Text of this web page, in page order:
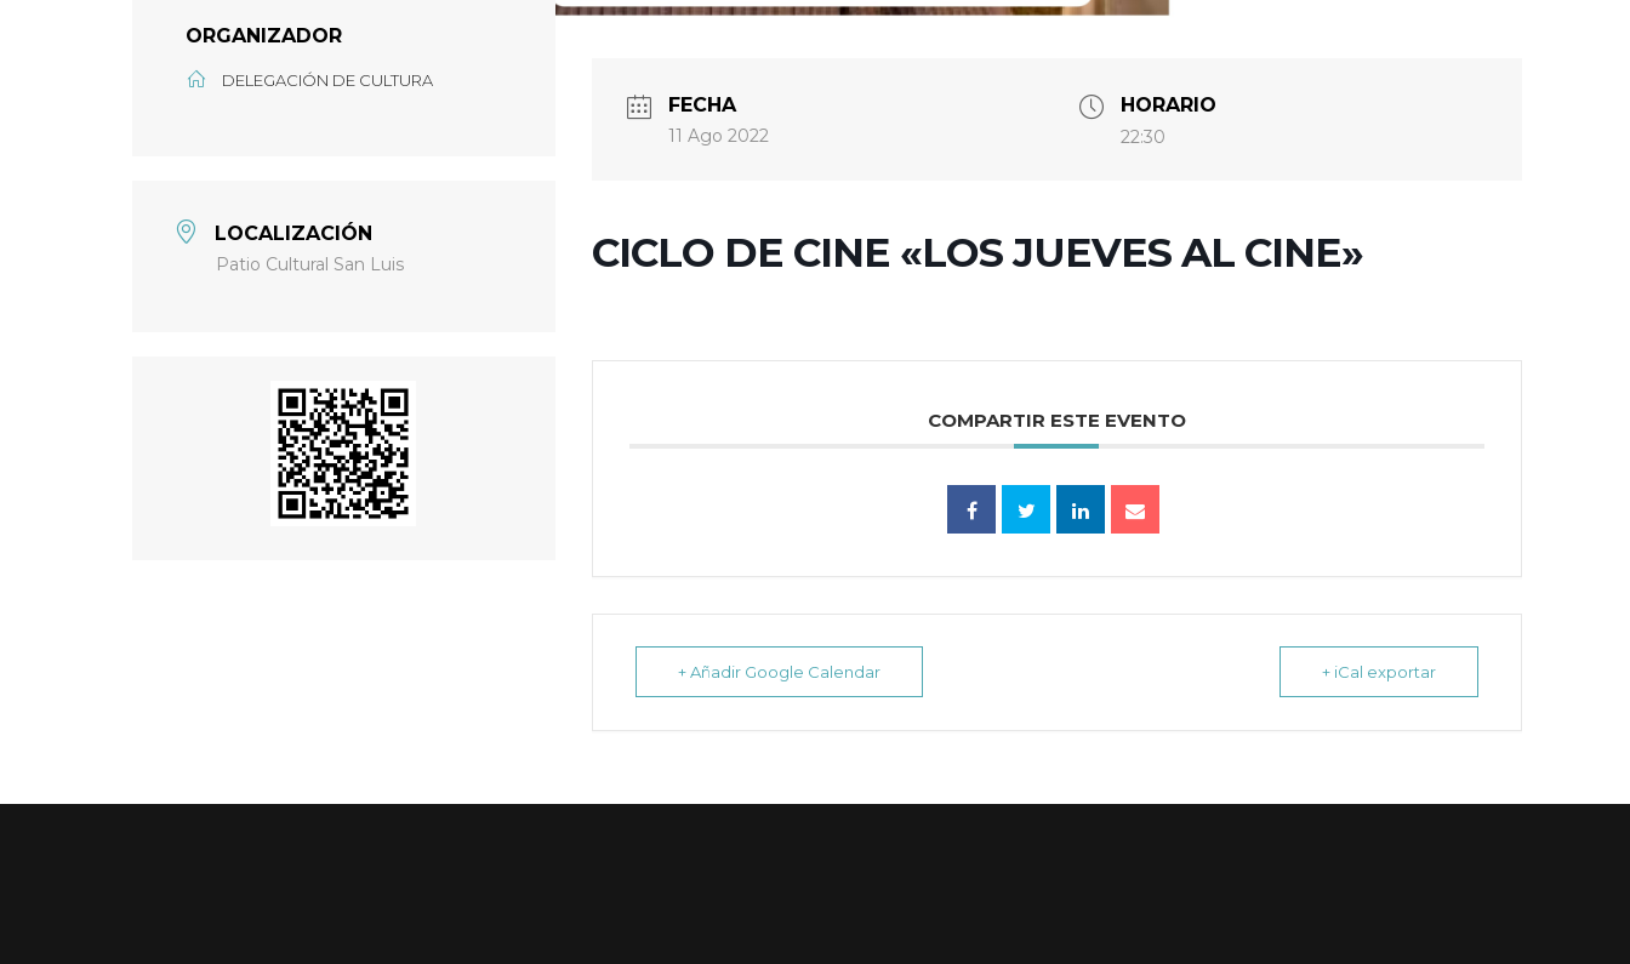
ORGANIZADOR
DELEGACIÓN DE CULTURA
LOCALIZACIÓN
Patio Cultural San Luis
FECHA
11 Ago 2022
HORARIO
22:30
CICLO DE CINE «LOS JUEVES AL CINE»
COMPARTIR ESTE EVENTO
+ Añadir Google Calendar + iCal exportar